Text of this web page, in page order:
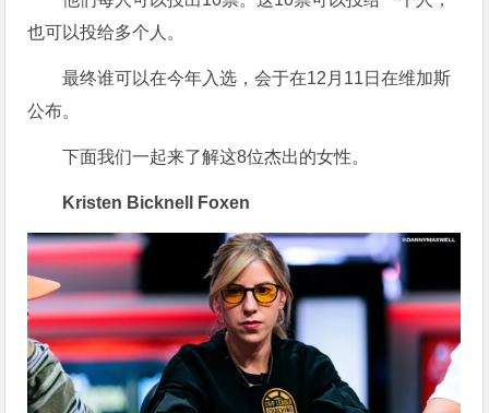
也可以投给多个人。
最终谁可以在今年入选，会于在12月11日在维加斯
公布。
下面我们一起来了解这8位杰出的女性。
Kristen Bicknell Foxen